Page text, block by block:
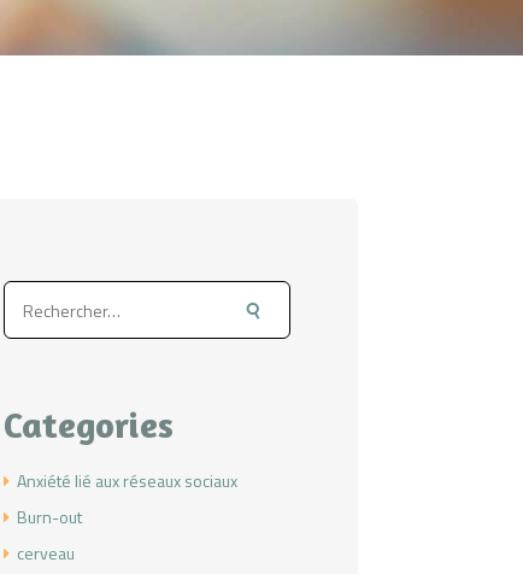
Rechercher :
Categories
Anxiété lié aux réseaux sociaux
Burn-out
cerveau